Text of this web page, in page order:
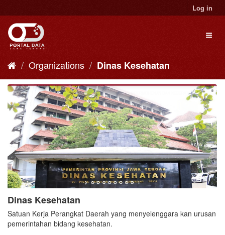
to
content
Log in
Organizations Dinas Kesehatan
Dinas Kesehatan
Satuan Kerja Perangkat Daerah yang menyelenggara kan urusan
pemerintahan bidang kesehatan.